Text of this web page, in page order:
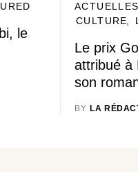
le
CULTURE
Le prix
attribué à
son
BY LA